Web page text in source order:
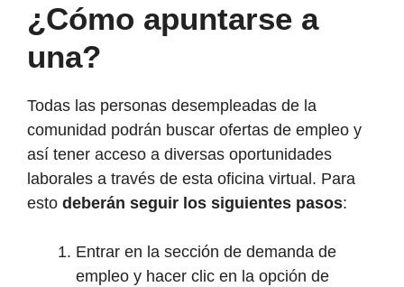
¿Cómo apuntarse a
una?
Todas las personas desempleadas de la
comunidad podrán buscar ofertas de empleo y
así tener acceso a diversas oportunidades
laborales a través de esta oficina virtual. Para
esto deberán seguir los siguientes pasos:
Entrar en la sección de demanda de
empleo y hacer clic en la opción de